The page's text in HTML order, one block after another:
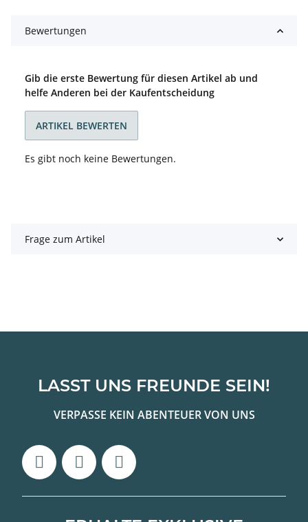
Bewertungen
Gib die erste Bewertung für diesen Artikel ab und
helfe Anderen bei der Kaufentscheidung
ARTIKEL BEWERTEN
Es gibt noch keine Bewertungen.
Frage zum Artikel
LASST UNS FREUNDE SEIN!
VERPASSE KEIN ABENTEUER VON UNS